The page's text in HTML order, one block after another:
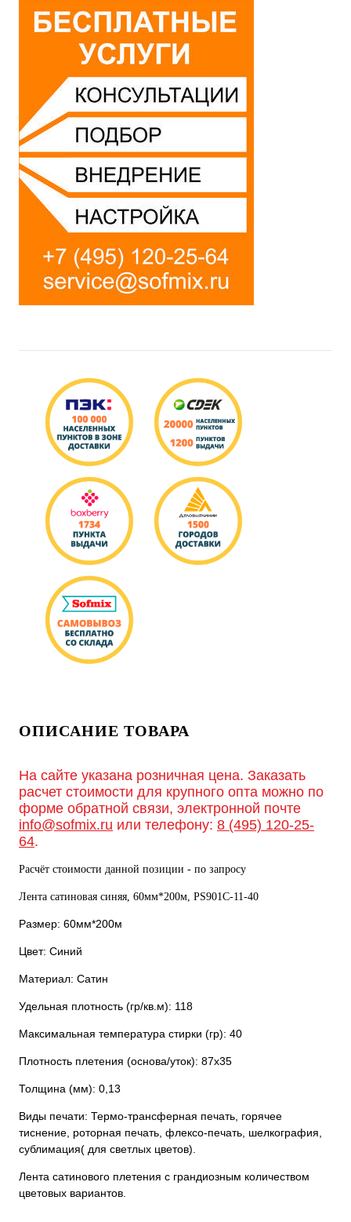
ОПИСАНИЕ ТОВАРА
На сайте указана розничная цена. Заказать
расчет стоимости для крупного опта можно по
форме обратной связи, электронной почте
info@sofmix.ru или телефону: 8 (495) 120-25-
64.
Расчёт стоимости данной позиции - по запросу
Лента сатиновая синяя, 60мм*200м, PS901С-11-40
Размер: 60мм*200м
Цвет: Синий
Материал: Сатин
Удельная плотность (гр/кв.м): 118
Максимальная температура стирки (гр): 40
Плотность плетения (основа/уток): 87х35
Толщина (мм): 0,13
Виды печати: Термо-трансферная печать, горячее
тиснение, роторная печать, флексо-печать, шелкография,
сублимация( для светлых цветов).
Лента сатинового плетения с грандиозным количеством
цветовых вариантов.